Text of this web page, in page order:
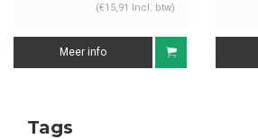
(€15,91 Incl. btw)
Meer info
Tags